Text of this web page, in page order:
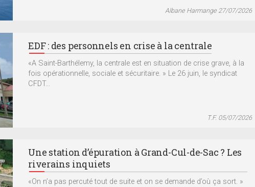
Albane Harmange 27/07/2026
EDF : des personnels en crise à la centrale
«A Saint-Barthélemy, la centrale est en situation de crise grave, à la
fois opérationnelle, sociale et sécuritaire. » Le 26 juin, le syndicat
CFDT...
T.F. 05/07/2026
Une station d’épuration à Grand-Cul-de-Sac ? Les
riverains inquiets
«On n’a pas percuté tout de suite et on se demande d’où ça sort. »